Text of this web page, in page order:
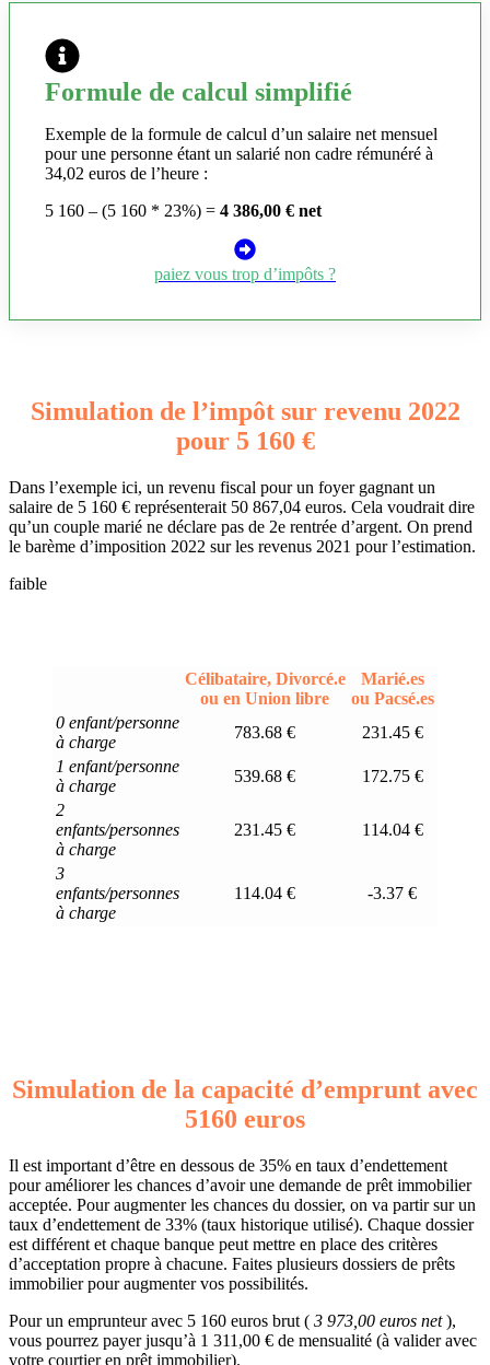
Formule de calcul simplifié
Exemple de la formule de calcul d’un salaire net mensuel
pour une personne étant un salarié non cadre rémunéré à
34,02 euros de l’heure :
5 160 – (5 160 * 23%) = 4 386,00 € net
paiez vous trop d’impôts ?
Simulation de l’impôt sur revenu 2022
pour 5 160 €
Dans l’exemple ici, un revenu fiscal pour un foyer gagnant un
salaire de 5 160 € représenterait 50 867,04 euros. Cela voudrait dire
qu’un couple marié ne déclare pas de 2e rentrée d’argent. On prend
le barème d’imposition 2022 sur les revenus 2021 pour l’estimation.
faible
Célibataire, Divorcé.e
ou en Union libre
Marié.es
ou Pacsé.es
0 enfant/personne
à charge
783.68 €
231.45 €
1 enfant/personne
à charge
539.68 €
172.75 €
2
enfants/personnes
à charge
231.45 € 114.04 €
3
enfants/personnes
à charge
114.04 € -3.37 €
Simulation de la capacité d’emprunt avec
5160 euros
Il est important d’être en dessous de 35% en taux d’endettement
pour améliorer les chances d’avoir une demande de prêt immobilier
acceptée. Pour augmenter les chances du dossier, on va partir sur un
taux d’endettement de 33% (taux historique utilisé). Chaque dossier
est différent et chaque banque peut mettre en place des critères
d’acceptation propre à chacune. Faites plusieurs dossiers de prêts
immobilier pour augmenter vos possibilités.
Pour un emprunteur avec 5 160 euros brut ( 3 973,00 euros net),
vous pourrez payer jusqu’à 1 311,00 € de mensualité (à valider avec
votre courtier en prêt immobilier).